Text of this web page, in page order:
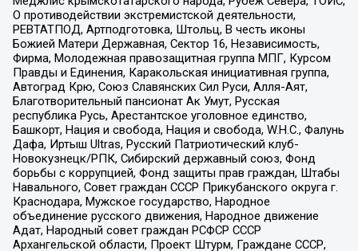
О противодействии экстремистской деятельности,
РЕВТАТПОД, Артподготовка, Штольц, В честь иконы
Божией Матери Державная, Сектор 16, Независимость,
Фирма, Молодежная правозащитная группа МПГ, Курсом
Правды и Единения, Каракольская инициативная группа,
Автоград Крю, Союз Славянских Сил Руси, Алля-Аят,
Благотворительный пансионат Ак Умут, Русская
республика Русь, Арестантское уголовное единство,
Башкорт, Нация и свобода, Нация и свобода, W.H.С., Фалунь
Дафа, Иртыш Ultras, Русский Патриотический клуб-
Новокузнецк/РПК, Сибирский державный союз, Фонд
борьбы с коррупцией, Фонд защиты прав граждан, Штабы
Навального, Совет граждан СССР Прикубанского округа г.
Краснодара, Мужское государство, Народное
объединение русского движения, Народное движение
Адат, Народный совет граждан РСФСР СССР
Архангельской области, Проект Штурм, Граждане СССР,